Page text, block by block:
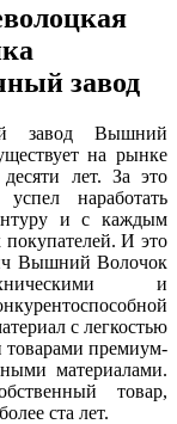
завод
завод Вышний
на рынке
лет. За это
наработать
и с каждым
И это
Вышний Волочок
и
с легкостью
товарами премиум-
материалами.
товар,
ста лет.